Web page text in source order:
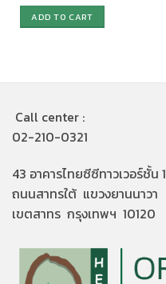
ADD TO CART
Call center :
02-210-0321
43 อาคารไทยซีซีทาวเวอร์ชั้น 1
ถนนสาทรใต้ แขวงยานนาวา
เขตสาทร กรุงเทพฯ 10120